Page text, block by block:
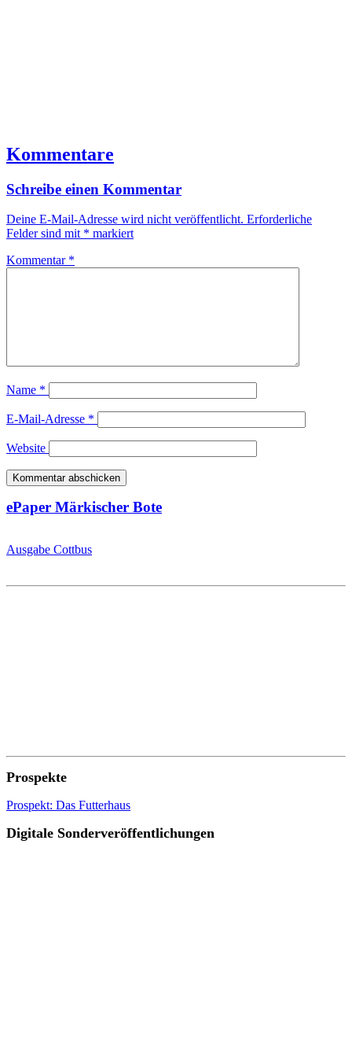
Kommentare
Schreibe einen Kommentar
Deine E-Mail-Adresse wird nicht veröffentlicht. Erforderliche
Felder sind mit * markiert
Kommentar *
Name *
E-Mail-Adresse *
Website
ePaper Märkischer Bote
Ausgabe Cottbus
Prospekte
Prospekt: Das Futterhaus
Digitale Sonderveröffentlichungen